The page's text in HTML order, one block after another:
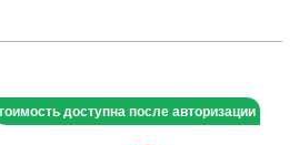
доступна после авторизации